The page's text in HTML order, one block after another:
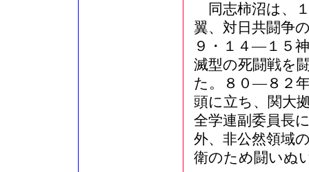
同志柿沼は、
翼、対日共闘争
９・１４―１５
滅型の死闘戦を
た。８０―８２
頭に立ち、関大
全学連副委員長
外、非公然領域
衛のため闘いぬ